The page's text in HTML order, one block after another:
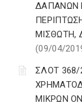
ΔΑΠΑΝΩΝ
ΜΙΣΘΩΤΗ,
(09/04/
ΣΛΟΤ 368/
ΜΙΚΡΩΝ